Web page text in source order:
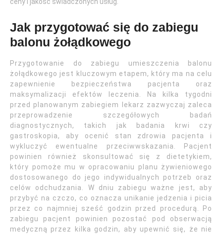
Jak przygotować się do zabiegu
balonu żołądkowego
Przygotowanie do zabiegu umieszczenia balonu
żołądkowego jest kluczowym etapem, który ma na celu
zapewnienie bezpieczeństwa pacjenta oraz
maksymalizacji efektów leczenia. Na kilka tygodni
przed planowanym zabiegiem lekarz zazwyczaj zaleca
przeprowadzenie szczegółowych badań
diagnostycznych, takich jak badania krwi czy
gastroskopia, aby ocenić stan zdrowia pacjenta i
wykluczyć ewentualne przeciwwskazania. Pacjent
powinien również skonsultować się z dietetykiem,
który pomoże mu w opracowaniu planu żywieniowego
dostosowanego do jego indywidualnych potrzeb oraz
celów odchudzania. W dniu zabiegu ważne jest, aby
przybyć na czczo, co oznacza unikanie jedzenia i picia
przez co najmniej sześć godzin przed procedurą. Po
zabiegu pacjent powinien pozostać pod obserwacją
medyczną przez kilka godzin, aby upewnić się, że nie